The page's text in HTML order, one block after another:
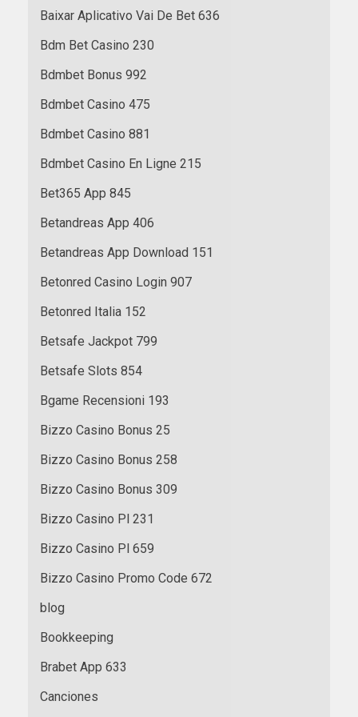
Baixar Aplicativo Vai De Bet 636
Bdm Bet Casino 230
Bdmbet Bonus 992
Bdmbet Casino 475
Bdmbet Casino 881
Bdmbet Casino En Ligne 215
Bet365 App 845
Betandreas App 406
Betandreas App Download 151
Betonred Casino Login 907
Betonred Italia 152
Betsafe Jackpot 799
Betsafe Slots 854
Bgame Recensioni 193
Bizzo Casino Bonus 25
Bizzo Casino Bonus 258
Bizzo Casino Bonus 309
Bizzo Casino Pl 231
Bizzo Casino Pl 659
Bizzo Casino Promo Code 672
blog
Bookkeeping
Brabet App 633
Canciones